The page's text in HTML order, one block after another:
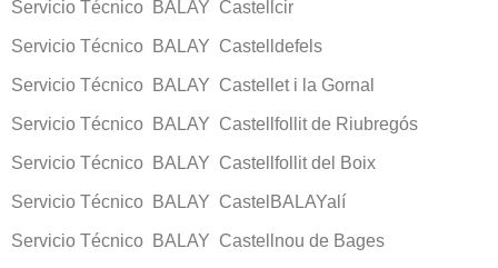
Servicio Técnico BALAY Castellcir
Servicio Técnico BALAY Castelldefels
Servicio Técnico BALAY Castellet i la Gornal
Servicio Técnico BALAY Castellfollit de Riubregós
Servicio Técnico BALAY Castellfollit del Boix
Servicio Técnico BALAY CastelBALAYalí
Servicio Técnico BALAY Castellnou de Bages